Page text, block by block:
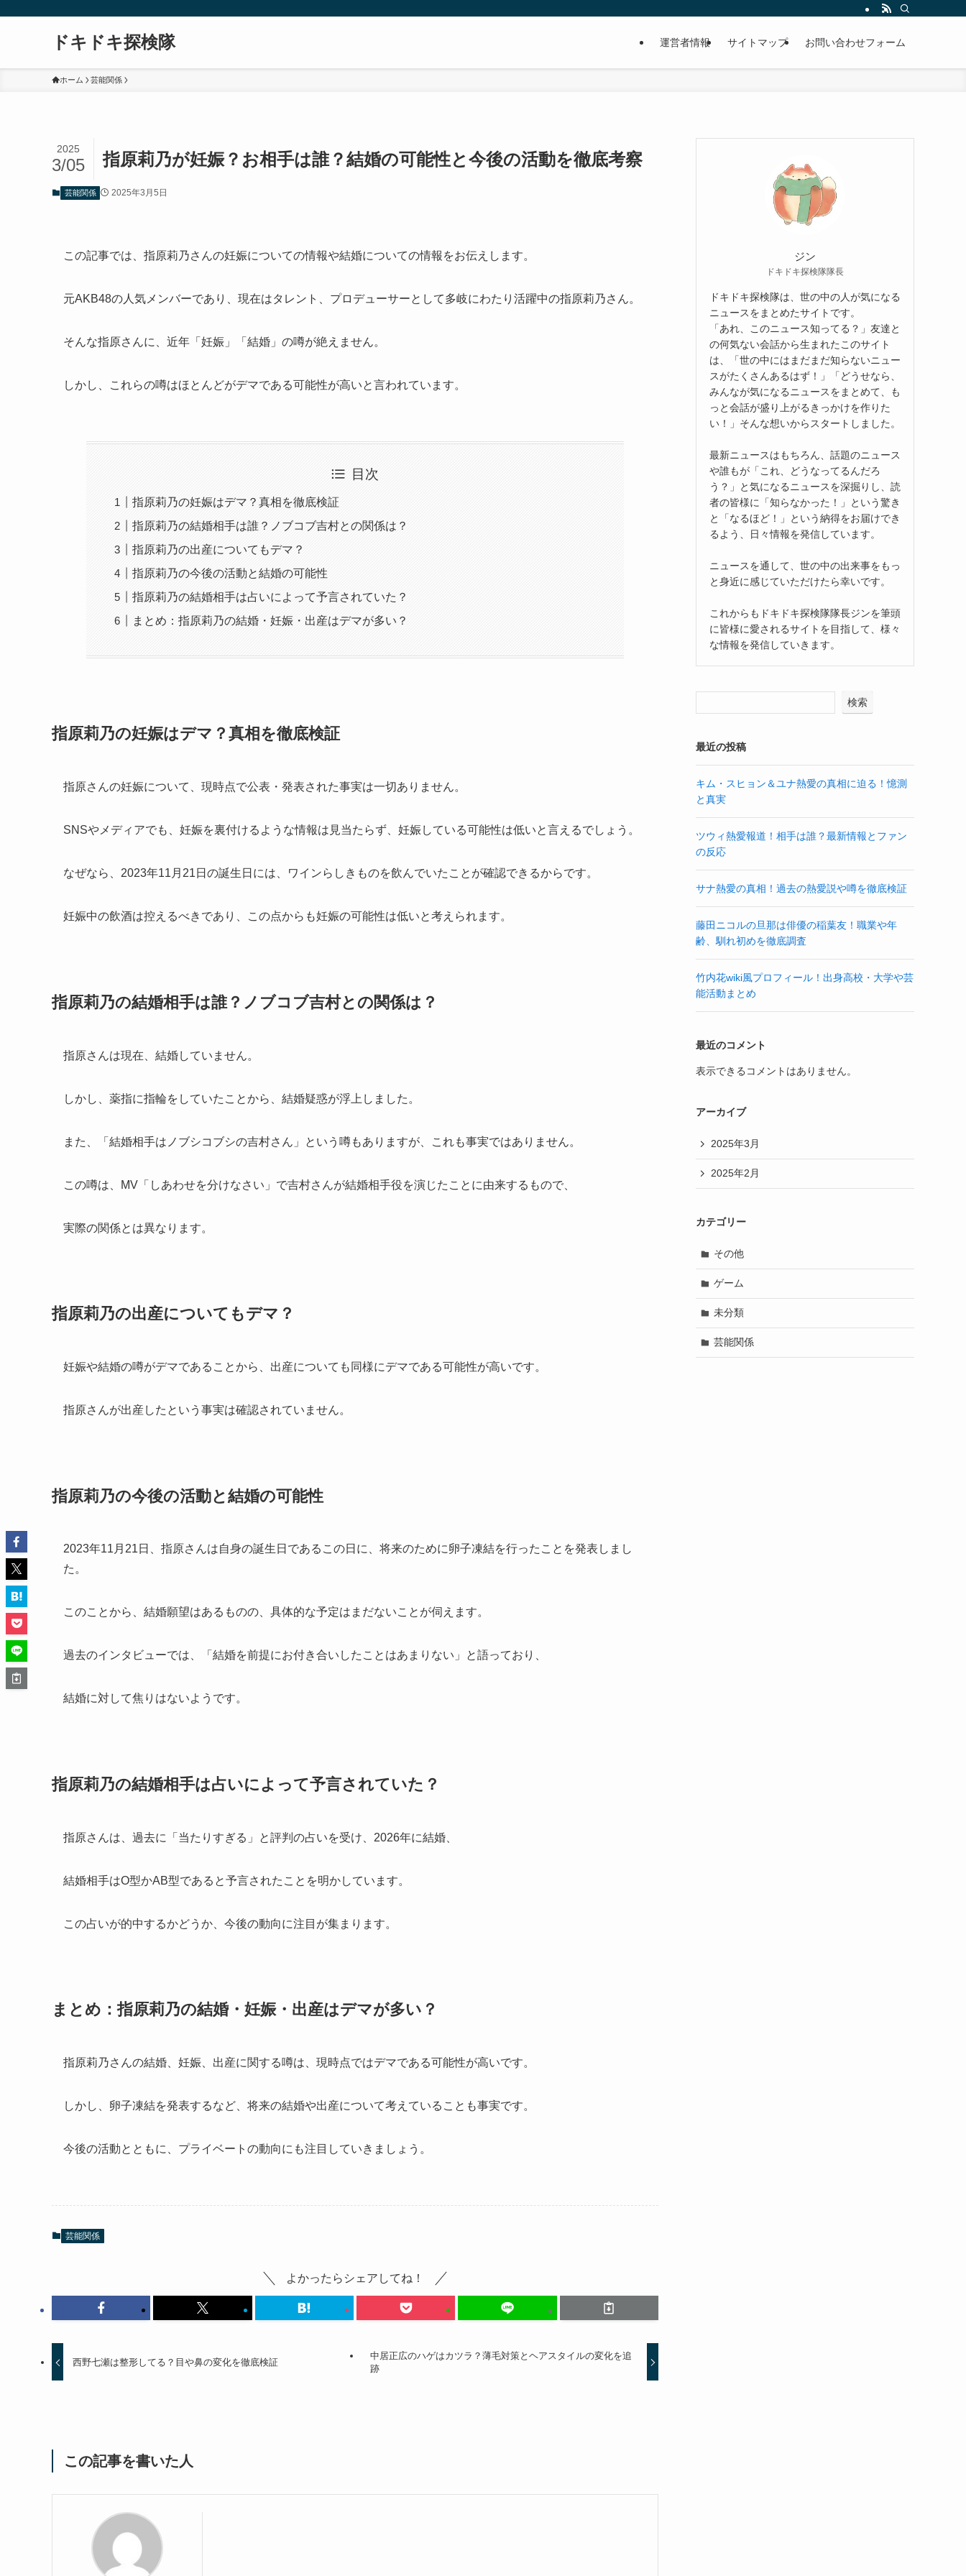
ドキドキ探検隊 運営者情報 サイトマップ お問い合わせフォーム
ホーム 芸能関係
指原莉乃が妊娠？お相手は誰？結婚の可能性と今後の活動を徹底考察
2025
3/05
芸能関係 2025年3月5日
この記事では、指原莉乃さんの妊娠についての情報や結婚についての情報をお伝えします。
元AKB48の人気メンバーであり、現在はタレント、プロデューサーとして多岐にわたり活躍中の指原莉乃さん。
そんな指原さんに、近年「妊娠」「結婚」の噂が絶えません。
しかし、これらの噂はほとんどがデマである可能性が高いと言われています。
目次
指原莉乃の妊娠はデマ？真相を徹底検証
指原莉乃の結婚相手は誰？ノブコブ吉村との関係は？
指原莉乃の出産についてもデマ？
指原莉乃の今後の活動と結婚の可能性
指原莉乃の結婚相手は占いによって予言されていた？
まとめ：指原莉乃の結婚・妊娠・出産はデマが多い？
指原莉乃の妊娠はデマ？真相を徹底検証
指原さんの妊娠について、現時点で公表・発表された事実は一切ありません。
SNSやメディアでも、妊娠を裏付けるような情報は見当たらず、妊娠している可能性は低いと言えるでしょう。
なぜなら、2023年11月21日の誕生日には、ワインらしきものを飲んでいたことが確認できるからです。
妊娠中の飲酒は控えるべきであり、この点からも妊娠の可能性は低いと考えられます。
指原莉乃の結婚相手は誰？ノブコブ吉村との関係は？
指原さんは現在、結婚していません。
しかし、薬指に指輪をしていたことから、結婚疑惑が浮上しました。
また、「結婚相手はノブシコブシの吉村さん」という噂もありますが、これも事実ではありません。
この噂は、MV「しあわせを分けなさい」で吉村さんが結婚相手役を演じたことに由来するもので、
実際の関係とは異なります。
指原莉乃の出産についてもデマ？
妊娠や結婚の噂がデマであることから、出産についても同様にデマである可能性が高いです。
指原さんが出産したという事実は確認されていません。
指原莉乃の今後の活動と結婚の可能性
2023年11月21日、指原さんは自身の誕生日であるこの日に、将来のために卵子凍結を行ったことを発表しまし
た。
このことから、結婚願望はあるものの、具体的な予定はまだないことが伺えます。
過去のインタビューでは、「結婚を前提にお付き合いしたことはあまりない」と語っており、
結婚に対して焦りはないようです。
指原莉乃の結婚相手は占いによって予言されていた？
指原さんは、過去に「当たりすぎる」と評判の占いを受け、2026年に結婚、
結婚相手はO型かAB型であると予言されたことを明かしています。
この占いが的中するかどうか、今後の動向に注目が集まります。
まとめ：指原莉乃の結婚・妊娠・出産はデマが多い？
指原莉乃さんの結婚、妊娠、出産に関する噂は、現時点ではデマである可能性が高いです。
しかし、卵子凍結を発表するなど、将来の結婚や出産について考えていることも事実です。
今後の活動とともに、プライベートの動向にも注目していきましょう。
芸能関係
よかったらシェアしてね！
西野七瀬は整形してる？目や鼻の変化を徹底検証
中居正広のハゲはカツラ？薄毛対策とヘアスタイルの変化を追
跡
この記事を書いた人
ジン
ドキドキ探検隊隊長
ドキドキ探検隊は、世の中の人が気になる
ニュースをまとめたサイトです。
「あれ、このニュース知ってる？」友達と
の何気ない会話から生まれたこのサイト
は、「世の中にはまだまだ知らないニュー
スがたくさんあるはず！」「どうせなら、
みんなが気になるニュースをまとめて、も
っと会話が盛り上がるきっかけを作りた
い！」そんな想いからスタートしました。
最新ニュースはもちろん、話題のニュース
や誰もが「これ、どうなってるんだろ
う？」と気になるニュースを深掘りし、読
者の皆様に「知らなかった！」という驚き
と「なるほど！」という納得をお届けでき
るよう、日々情報を発信しています。
ニュースを通して、世の中の出来事をもっ
と身近に感じていただけたら幸いです。
これからもドキドキ探検隊隊長ジンを筆頭
に皆様に愛されるサイトを目指して、様々
な情報を発信していきます。
検索
最近の投稿
キム・スヒョン＆ユナ熱愛の真相に迫る！憶測
と真実
ツウィ熱愛報道！相手は誰？最新情報とファン
の反応
サナ熱愛の真相！過去の熱愛説や噂を徹底検証
藤田ニコルの旦那は俳優の稲葉友！職業や年
齢、馴れ初めを徹底調査
竹内花wiki風プロフィール！出身高校・大学や芸
能活動まとめ
最近のコメント
表示できるコメントはありません。
アーカイブ
2025年3月
2025年2月
カテゴリー
その他
ゲーム
未分類
芸能関係